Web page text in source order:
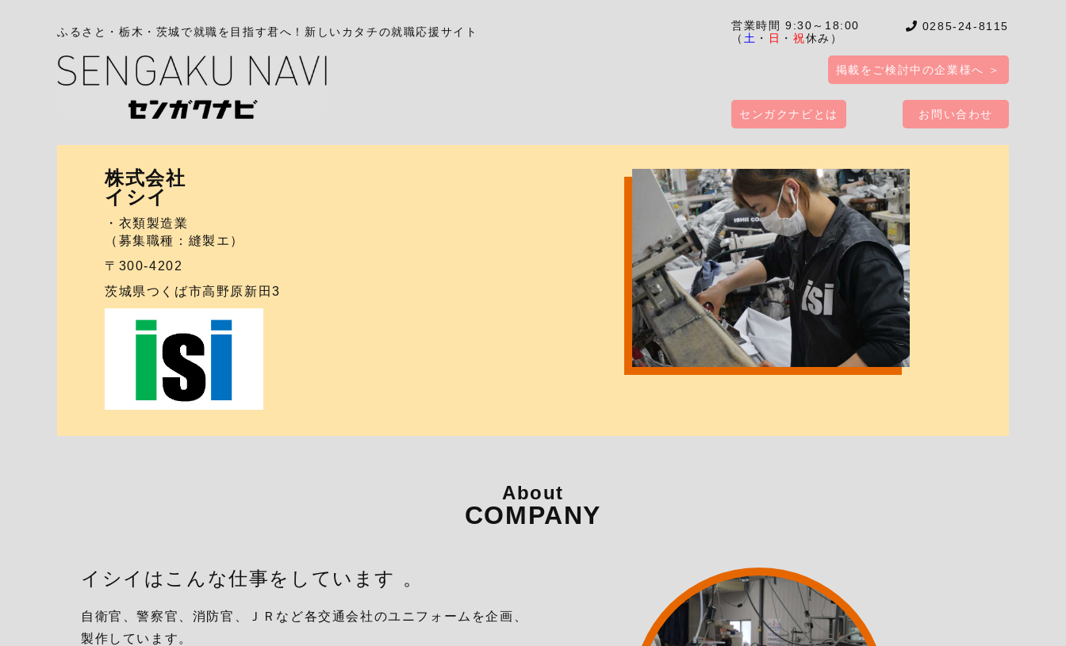
ふるさと・栃木・茨城で就職を目指す君へ！新しいカタチの就職応援サイト
営業時間 9:30～18:00
（ 土 ・ 日 ・祝休み）
0285-24-8115
掲載をご検討中の企業様へ ＞
センガクナビとは お問い合わせ
株式会社
イシイ
・衣類製造業
（募集職種：縫製エ）
〒300-4202
茨城県つくば市高野原新田3
About
COMPANY
イシイはこんな仕事をしています 。
自衛官、警察官、消防官、ＪＲなど各交通会社のユニフォームを企画、
製作しています。